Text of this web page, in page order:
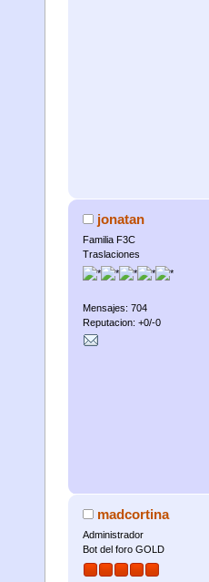
jonatan
Familia F3C
Traslaciones
Mensajes: 704
Reputacion: +0/-0
madcortina
Administrador
Bot del foro GOLD